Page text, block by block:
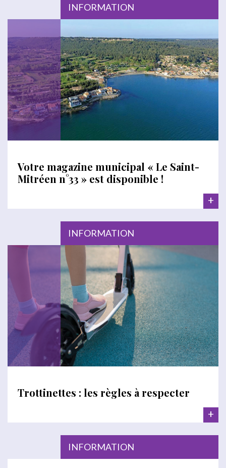
INFORMATION
Votre magazine municipal « Le Saint-
Mitréen n°33 » est disponible !
+
INFORMATION
Trottinettes : les règles à respecter
+
INFORMATION